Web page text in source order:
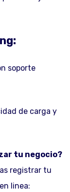
soporte
de carga y
tu negocio?
registrar tu
linea: